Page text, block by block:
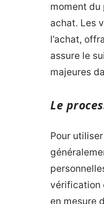
moment du
achat. Les
l’achat,
assure le
majeures
Le
Pour
vérification
en mesure